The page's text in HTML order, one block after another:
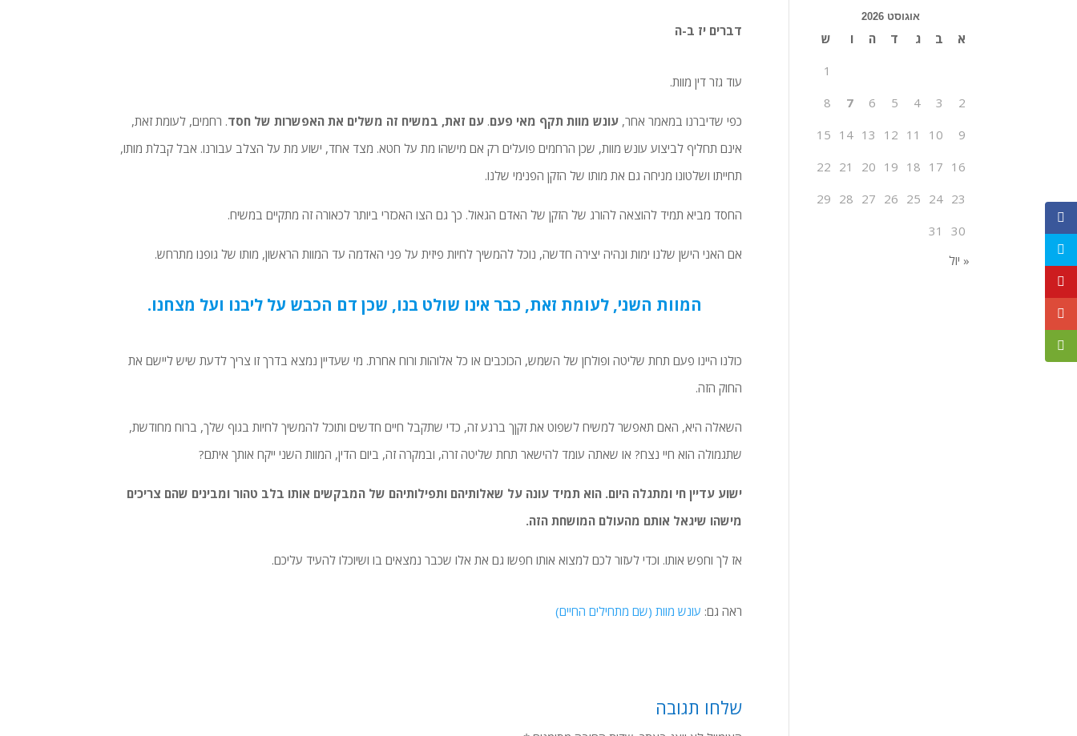
דברים יז ב-ה
עוד גזר דין מוות.
כפי שדיברנו במאמר אחר, עונש מוות תקף מאי פעם. עם זאת, במשיח זה משלים את האפשרות של חסד. רחמים, לעומת זאת,
אינם תחליף לביצוע עונש מוות, שכן הרחמים פועלים רק אם מישהו מת על חטא. מצד אחד, ישוע מת על הצלב עבורנו. אבל קבלת מותו,
תחייתו ושלטונו מניחה גם את מותו של הזקן הפנימי שלנו.
החסד מביא תמיד להוצאה להורג של הזקן של האדם הגאול. כך גם הצו האכזרי ביותר לכאורה זה מתקיים במשיח.
אם האני הישן שלנו ימות ונהיה יצירה חדשה, נוכל להמשיך לחיות פיזית על פני האדמה עד המוות הראשון, מותו של גופנו מתרחש.
המוות השני, לעומת זאת, כבר אינו שולט בנו, שכן דם הכבש על ליבנו ועל מצחנו.
כולנו היינו פעם תחת שליטה ופולחן של השמש, הכוכבים או כל אלוהות ורוח אחרת. מי שעדיין נמצא בדרך זו צריך לדעת שיש ליישם את
החוק הזה.
השאלה היא, האם תאפשר למשיח לשפוט את זקןך ברגע זה, כדי שתקבל חיים חדשים ותוכל להמשיך לחיות בגוף שלך, ברוח מחודשת,
שתגמולה הוא חיי נצח? או שאתה עומד להישאר תחת שליטה זרה, ובמקרה זה, ביום הדין, המוות השני ייקח אותך איתם?
ישוע עדיין חי ומתגלה היום. הוא תמיד עונה על שאלותיהם ותפילותיהם של המבקשים אותו בלב טהור ומבינים שהם צריכים
מישהו שיגאל אותם מהעולם המושחת הזה.
אז לך וחפש אותו. וכדי לעזור לכם למצוא אותו חפשו גם את אלו שכבר נמצאים בו ושיוכלו להעיד עליכם.
ראה גם: עונש מוות (שם מתחילים החיים)
שלחו תגובה
אוגוסט 2026
א ב ג ד ה ו
ש
1
2
3
4
5
6
7
8
9
10
11
12
13
14
15
16
17
18
19
20
21
22
23
24
25
26
27
28
29
30
31
« יול